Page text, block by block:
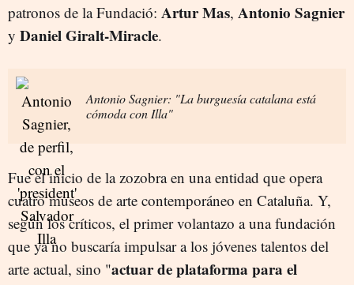
patronos de la Fundació: Artur Mas, Antonio Sagnier
y Daniel Giralt-Miracle.
Antonio Sagnier: "La burguesía catalana está
cómoda con Illa"
Fue el inicio de la zozobra en una entidad que opera
cuatro museos de arte contemporáneo en Cataluña. Y,
según los críticos, el primer volantazo a una fundación
que ya no buscaría impulsar a los jóvenes talentos del
arte actual, sino "actuar de plataforma para el